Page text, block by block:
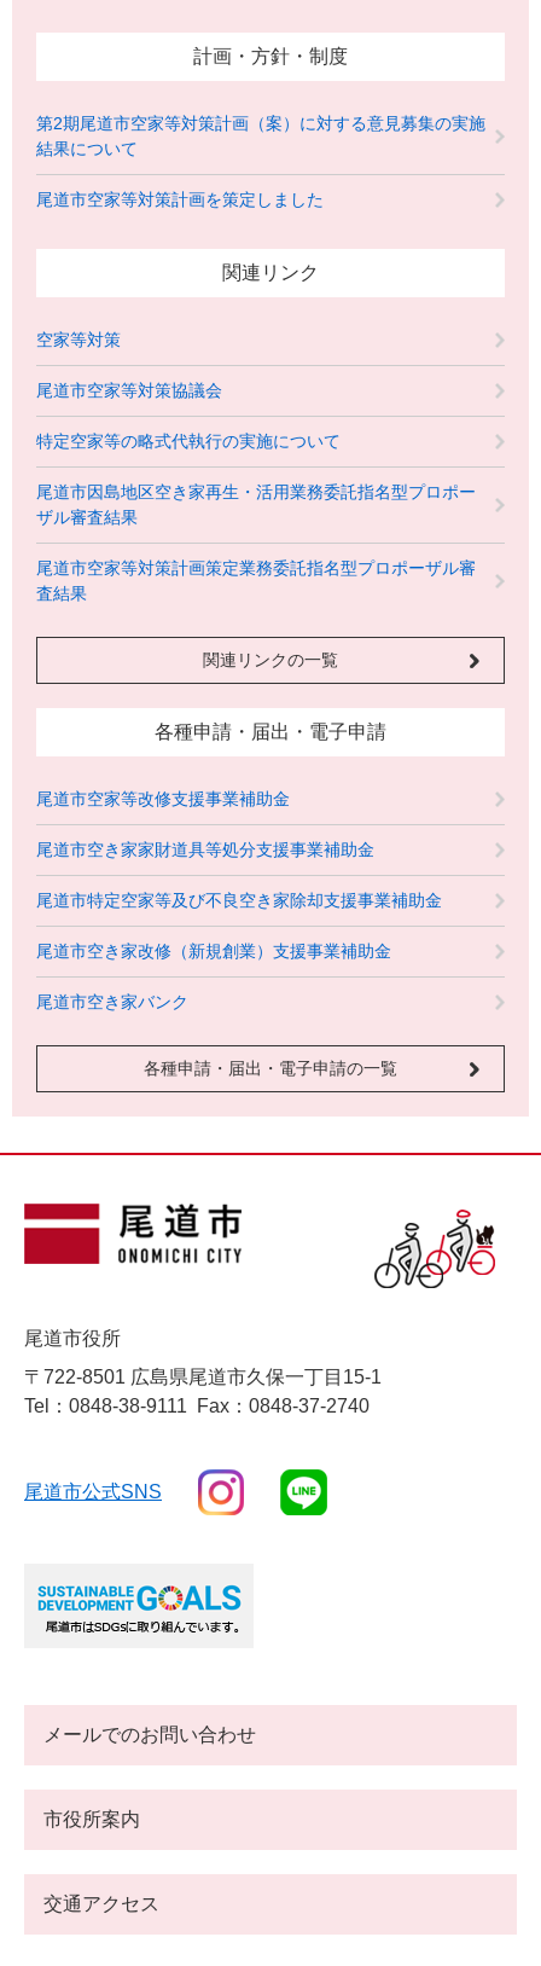
計画・方針・制度
第2期尾道市空家等対策計画（案）に対する意見募集の実施
結果について
尾道市空家等対策計画を策定しました
関連リンク
空家等対策
尾道市空家等対策協議会
特定空家等の略式代執行の実施について
尾道市因島地区空き家再生・活用業務委託指名型プロポー
ザル審査結果
尾道市空家等対策計画策定業務委託指名型プロポーザル審
査結果
関連リンクの一覧
各種申請・届出・電子申請
尾道市空家等改修支援事業補助金
尾道市空き家家財道具等処分支援事業補助金
尾道市特定空家等及び不良空き家除却支援事業補助金
尾道市空き家改修（新規創業）支援事業補助金
尾道市空き家バンク
各種申請・届出・電子申請の一覧
尾道市役所
〒722-8501 広島県尾道市久保一丁目15-1
Tel：0848-38-9111
Fax：0848-37-2740
尾道市公式SNS
メールでのお問い合わせ
市役所案内
交通アクセス